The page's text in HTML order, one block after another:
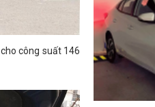
công suất 146